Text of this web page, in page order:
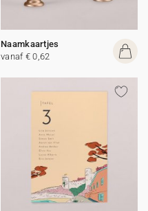
Naamkaartjes
vanaf € 0,62